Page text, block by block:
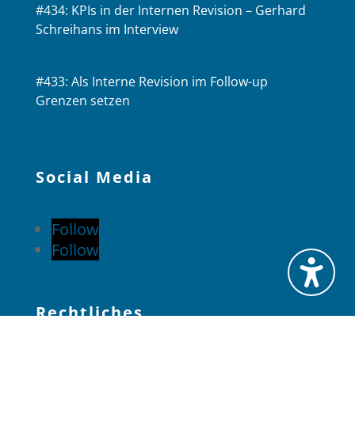
#434: KPIs in der Internen Revision – Gerhard
Schreihans im Interview
#433: Als Interne Revision im Follow-up
Grenzen setzen
Social Media
Follow
Follow
Rechtliches